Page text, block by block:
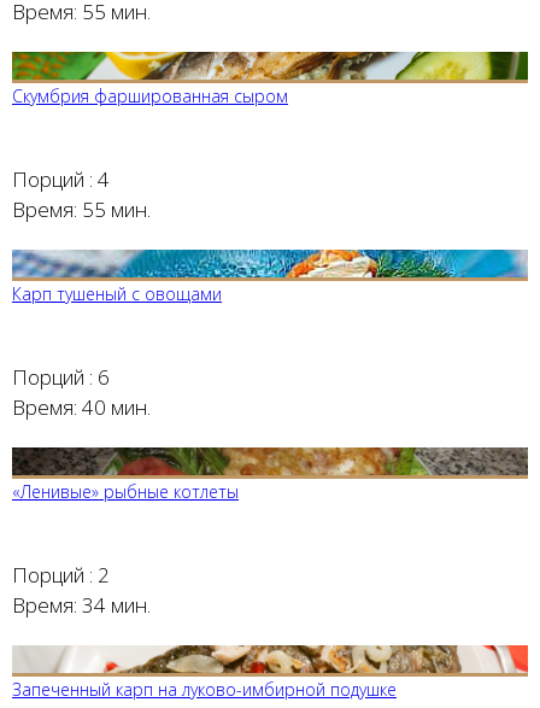
Время: 55 мин.
Скумбрия фаршированная сыром
Порций : 4
Время: 55 мин.
Карп тушеный с овощами
Порций : 6
Время: 40 мин.
«Ленивые» рыбные котлеты
Порций : 2
Время: 34 мин.
Запеченный карп на луково-имбирной подушке